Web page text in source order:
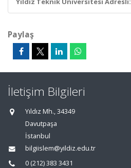
Paylaş
İletişim Bilgileri
Yıldız Mh., 34349
Davutpaşa
İstanbul
bilgiislem@yildiz.edu.tr
0 (212) 383 3431